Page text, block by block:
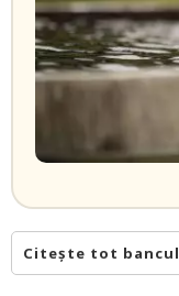
Citește tot bancul